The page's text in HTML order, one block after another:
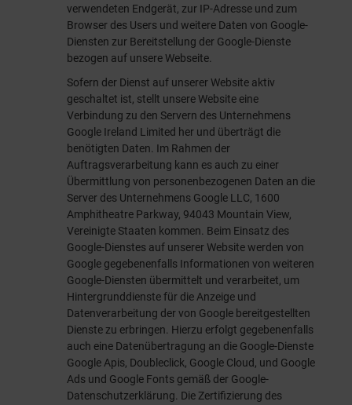
verwendeten Endgerät, zur IP-Adresse und zum
Browser des Users und weitere Daten von Google-
Diensten zur Bereitstellung der Google-Dienste
bezogen auf unsere Webseite.
Sofern der Dienst auf unserer Website aktiv
geschaltet ist, stellt unsere Website eine
Verbindung zu den Servern des Unternehmens
Google Ireland Limited her und überträgt die
benötigten Daten. Im Rahmen der
Auftragsverarbeitung kann es auch zu einer
Übermittlung von personenbezogenen Daten an die
Server des Unternehmens Google LLC, 1600
Amphitheatre Parkway, 94043 Mountain View,
Vereinigte Staaten kommen. Beim Einsatz des
Google-Dienstes auf unserer Website werden von
Google gegebenenfalls Informationen von weiteren
Google-Diensten übermittelt und verarbeitet, um
Hintergrunddienste für die Anzeige und
Datenverarbeitung der von Google bereitgestellten
Dienste zu erbringen. Hierzu erfolgt gegebenenfalls
auch eine Datenübertragung an die Google-Dienste
Google Apis, Doubleclick, Google Cloud, und Google
Ads und Google Fonts gemäß der Google-
Datenschutzerklärung. Die Zertifizierung des